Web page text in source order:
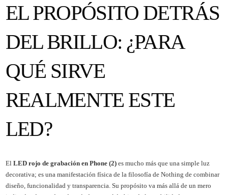
EL PROPÓSITO DETRÁS
DEL BRILLO: ¿PARA
QUÉ SIRVE
REALMENTE ESTE
LED?
El LED rojo de grabación en Phone (2)es mucho más que una simple luz
decorativa; es una manifestación física de la filosofía de Nothing de combinar
diseño, funcionalidad y transparencia. Su propósito va más allá de un mero